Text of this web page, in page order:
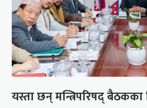
यस्ता छन् मन्त्रिपरिषद्